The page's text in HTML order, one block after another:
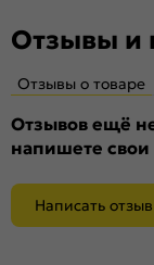
Отзывы и
Отзывы о товаре
Отзывов ещё
напишете свои
Написать отзыв